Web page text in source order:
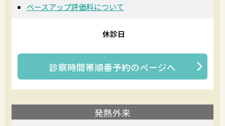
ベースアップ評価料について
休診日
診察時間帯順番予約のページへ
発熱外来